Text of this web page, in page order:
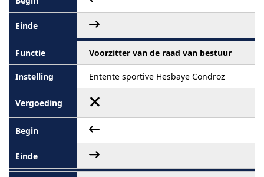
Voorzitter van de raad van bestuur
Entente sportive Hesbaye Condroz